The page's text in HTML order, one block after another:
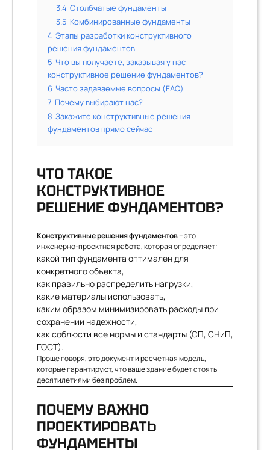
3.4 Столбчатые фундаменты
3.5 Комбинированные фундаменты
4 Этапы разработки конструктивного
решения фундаментов
5 Что вы получаете, заказывая у нас
конструктивное решение фундаментов?
6 Часто задаваемые вопросы (FAQ)
7 Почему выбирают нас?
8 Закажите конструктивные решения
фундаментов прямо сейчас
ЧТО ТАКОЕ
КОНСТРУКТИВНОЕ
РЕШЕНИЕ ФУНДАМЕНТОВ?
Конструктивные решения фундаментов– это
инженерно-проектная работа, которая определяет:
какой тип фундамента оптимален для
конкретного объекта,
как правильно распределить нагрузки,
какие материалы использовать,
каким образом минимизировать расходы при
сохранении надежности,
как соблюсти все нормы и стандарты (СП, СНиП,
ГОСТ).
Проще говоря, это документ и расчетная модель,
которые гарантируют, что ваше здание будет стоять
десятилетиями без проблем.
ПОЧЕМУ ВАЖНО
ПРОЕКТИРОВАТЬ
ФУНДАМЕНТЫ